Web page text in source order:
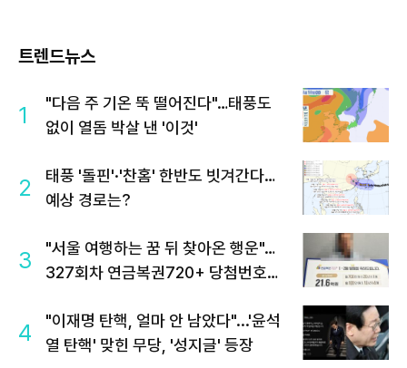
트렌드뉴스
1
"다음 주 기온 뚝 떨어진다"…태풍도
없이 열돔 박살 낸 '이것'
2
태풍 '돌핀'·'찬홈' 한반도 빗겨간다…
예상 경로는?
3
"서울 여행하는 꿈 뒤 찾아온 행운"…
327회차 연금복권720+ 당첨번호조
4
"이재명 탄핵, 얼마 안 남았다"...'윤석
열 탄핵' 맞힌 무당, '성지글' 등장